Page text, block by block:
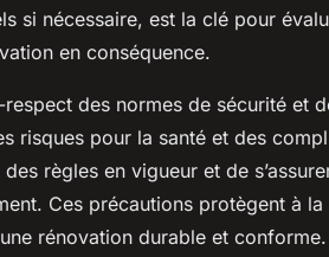
si nécessaire, est la clé pour
en conséquence.
des normes de sécurité et
risques pour la santé et des
règles en vigueur et de
Ces précautions protègent à
rénovation durable et conforme.